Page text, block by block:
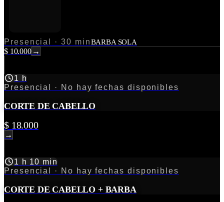
Presencial · 30 minBARBA SOLA
$ 10.000 →
1 h
Presencial
· No hay fechas disponibles
CORTE DE CABELLO
$ 18.000
→
1 h 10 min
Presencial
· No hay fechas disponibles
CORTE DE CABELLO + BARBA